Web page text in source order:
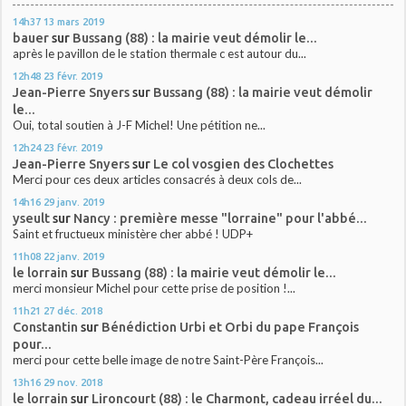
14h37 13 mars 2019
bauersur Bussang (88) : la mairie veut démolir le...
après le pavillon de le station thermale c est autour du...
12h48 23 févr. 2019
Jean-Pierre Snyerssur Bussang (88) : la mairie veut démolir
le...
Oui, total soutien à J-F Michel! Une pétition ne...
12h24 23 févr. 2019
Jean-Pierre Snyerssur Le col vosgien des Clochettes
Merci pour ces deux articles consacrés à deux cols de...
14h16 29 janv. 2019
yseultsur Nancy : première messe "lorraine" pour l'abbé...
Saint et fructueux ministère cher abbé ! UDP+
11h08 22 janv. 2019
le lorrain sur Bussang (88) : la mairie veut démolir le...
merci monsieur Michel pour cette prise de position !...
11h21 27 déc. 2018
Constantin sur Bénédiction Urbi et Orbi du pape François
pour...
merci pour cette belle image de notre Saint-Père François...
13h16 29 nov. 2018
le lorrain sur Lironcourt (88) : le Charmont, cadeau irréel du...